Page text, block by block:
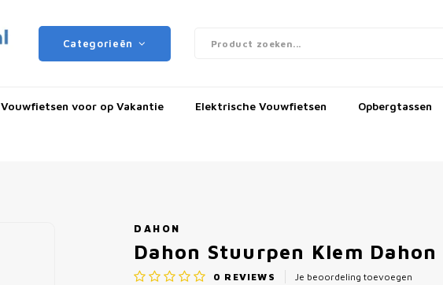
Categorieën
Vouwfietsen voor op Vakantie Elektrische Vouwfietsen Opbergtassen
DAHON
Dahon Stuurpen Klem Dahon
0 REVIEWS Je beoordeling toevoegen